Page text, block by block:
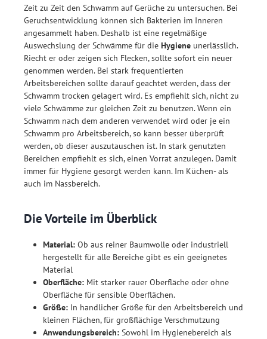
Zeit zu Zeit den Schwamm auf Gerüche zu untersuchen. Bei
Geruchsentwicklung können sich Bakterien im Inneren
angesammelt haben. Deshalb ist eine regelmäßige
Auswechslung der Schwämme für die Hygiene unerlässlich.
Riecht er oder zeigen sich Flecken, sollte sofort ein neuer
genommen werden. Bei stark frequentierten
Arbeitsbereichen sollte darauf geachtet werden, dass der
Schwamm trocken gelagert wird. Es empfiehlt sich, nicht zu
viele Schwämme zur gleichen Zeit zu benutzen. Wenn ein
Schwamm nach dem anderen verwendet wird oder je ein
Schwamm pro Arbeitsbereich, so kann besser überprüft
werden, ob dieser auszutauschen ist. In stark genutzten
Bereichen empfiehlt es sich, einen Vorrat anzulegen. Damit
immer für Hygiene gesorgt werden kann. Im Küchen- als
auch im Nassbereich.
Die Vorteile im Überblick
Material: Ob aus reiner Baumwolle oder industriell
hergestellt für alle Bereiche gibt es ein geeignetes
Material
Oberfläche: Mit starker rauer Oberfläche oder ohne
Oberfläche für sensible Oberflächen.
Größe: In handlicher Größe für den Arbeitsbereich und
kleinen Flächen, für großflächige Verschmutzung
Anwendungsbereich: Sowohl im Hygienebereich als